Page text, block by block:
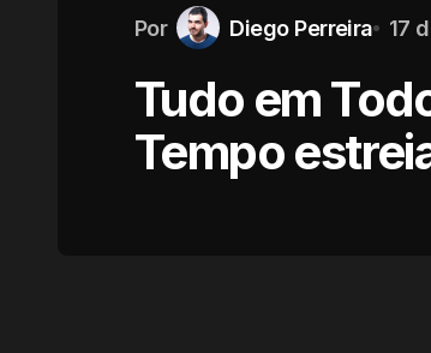
Por Diego Perreira 17
Tudo em
Tempo